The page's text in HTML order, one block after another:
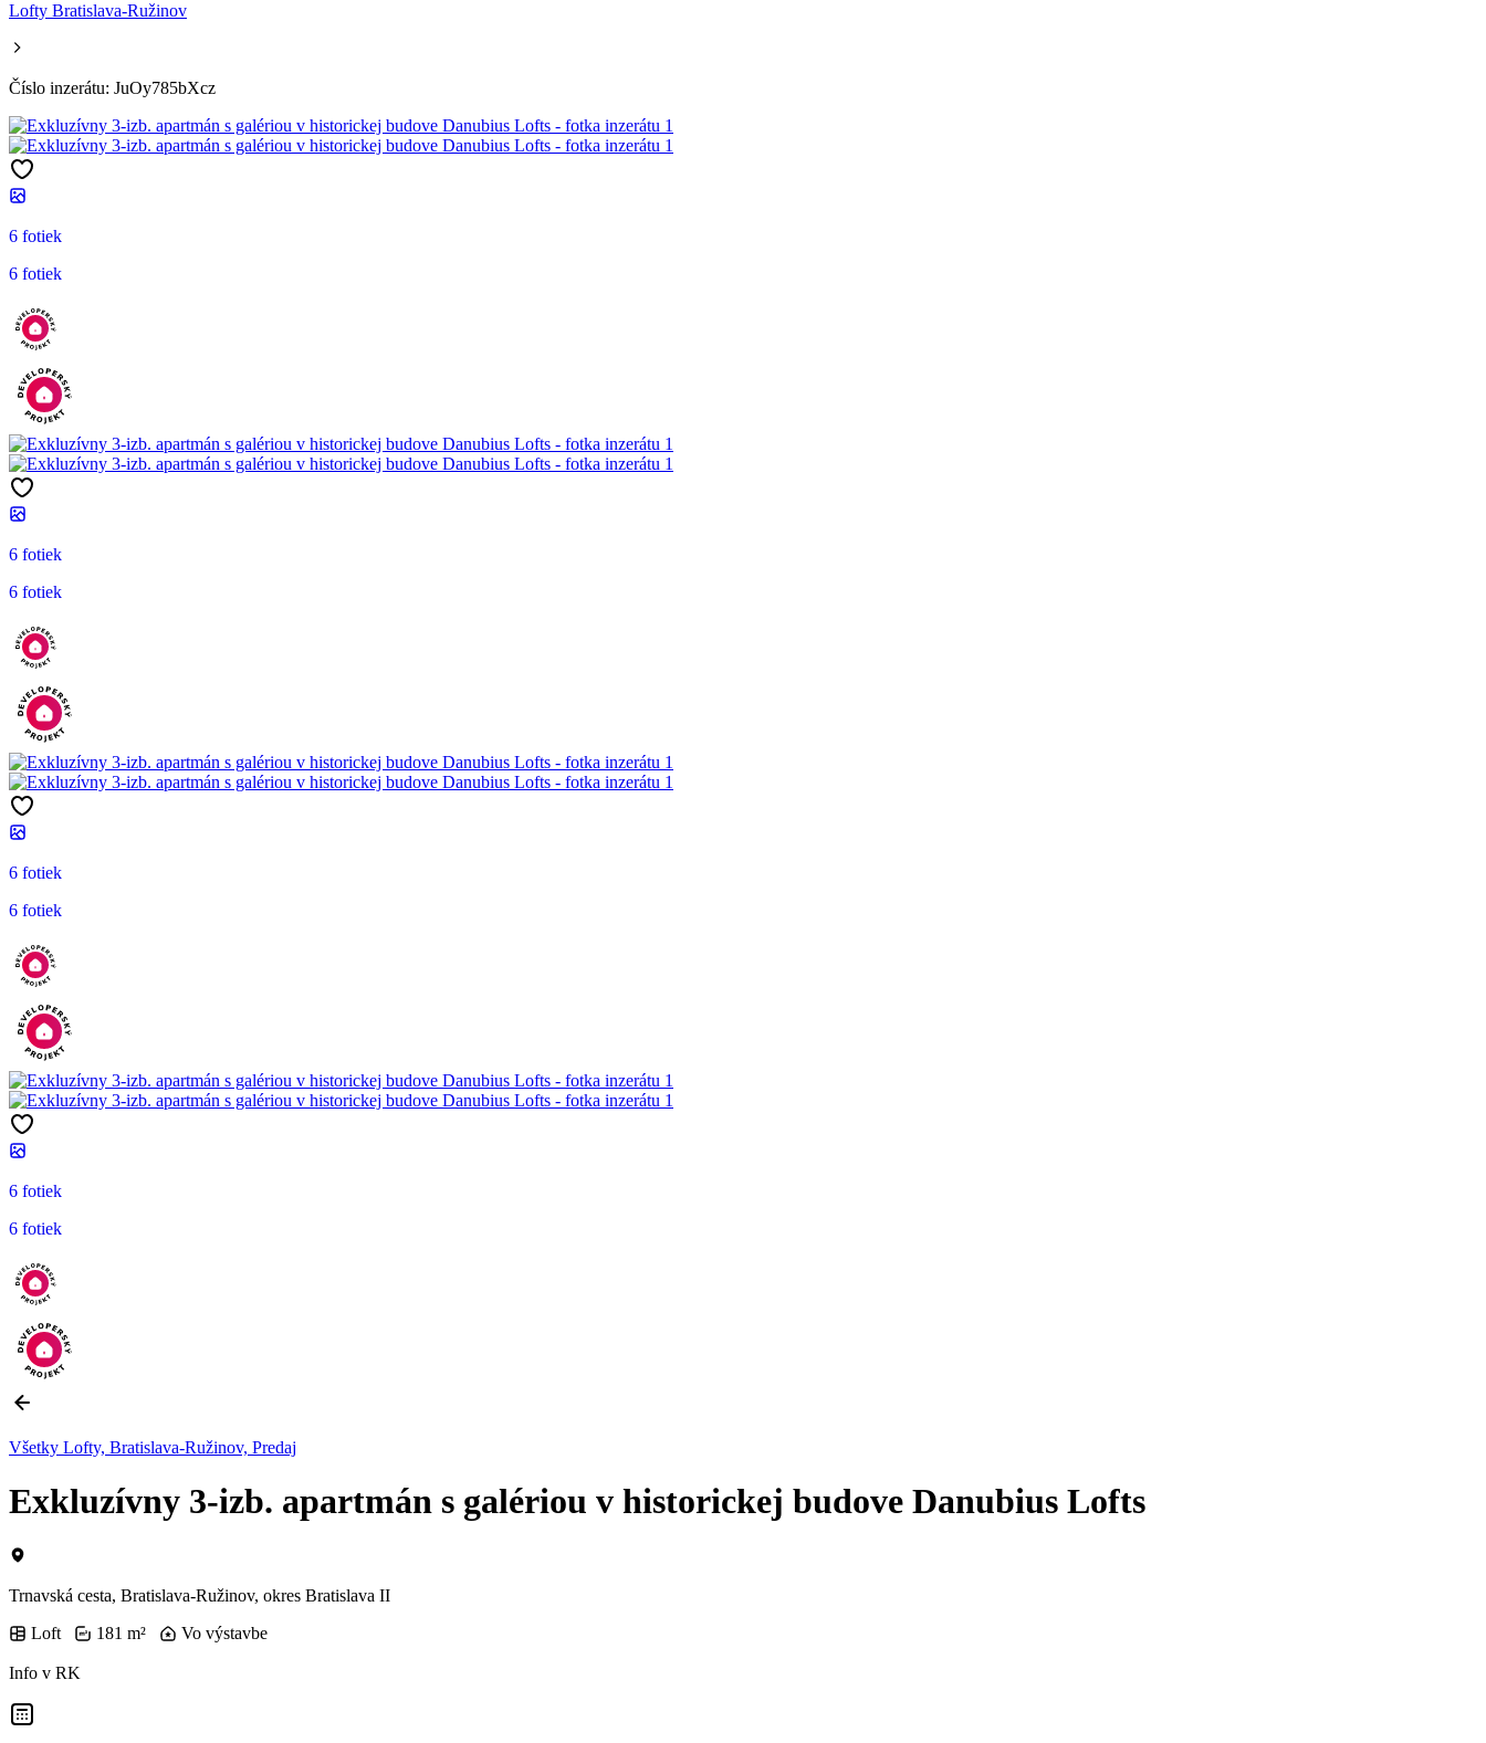
Lofty Bratislava-Ružinov
Číslo inzerátu: JuOy785bXcz
6 fotiek
6 fotiek
6 fotiek
6 fotiek
6 fotiek
6 fotiek
6 fotiek
6 fotiek
Všetky Lofty, Bratislava-Ružinov, Predaj
Exkluzívny 3-izb. apartmán s galériou v historickej budove Danubius Lofts
Trnavská cesta, Bratislava-Ružinov, okres Bratislava II
Loft
181 m² Vo výstavbe
Info v RK